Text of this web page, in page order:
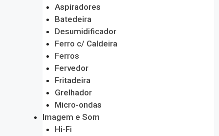
Aspiradores
Batedeira
Desumidificador
Ferro c/ Caldeira
Ferros
Fervedor
Fritadeira
Grelhador
Micro-ondas
Imagem e Som
Hi-Fi